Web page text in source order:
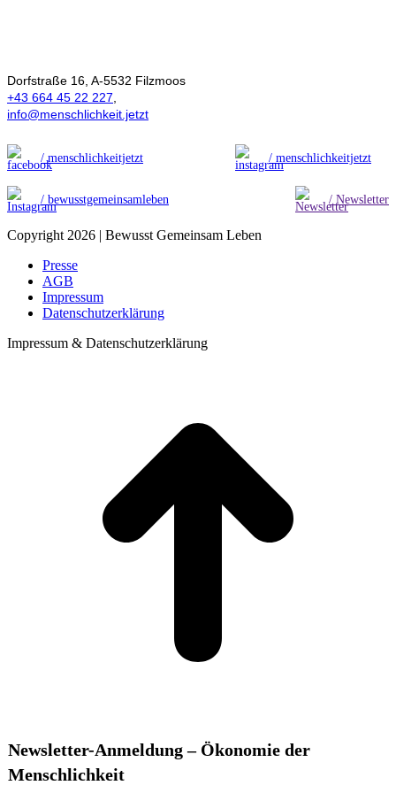
Dorfstraße 16, A-5532 Filzmoos
+43 664 45 22 227
info@menschlichkeit.jetzt
/ menschlichkeitjetzt / menschlichkeitjetzt
/ bewusstgemeinsamleben / Newsletter
Copyright 2026 | Bewusst Gemeinsam Leben
Presse
AGB
Impressum
Datenschutzerklärung
Impressum & Datenschutzerklärung
Newsletter-Anmeldung – Ökonomie der
Menschlichkeit